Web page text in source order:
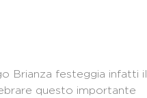
Brianza festeggia infatti il
questo importante